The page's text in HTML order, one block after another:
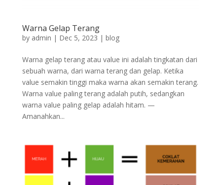
Warna Gelap Terang
by admin | Dec 5, 2023 | blog
Warna gelap terang atau value ini adalah tingkatan dari
sebuah warna, dari warna terang dan gelap. Ketika
value semakin tinggi maka warna akan semakin terang.
Warna value paling terang adalah putih, sedangkan
warna value paling gelap adalah hitam. —
Amanahkan...